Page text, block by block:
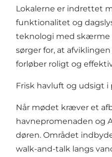
Lokalerne er indrettet
funktionalitet og
teknologi med skærme
sørger for, at
forløber roligt og
Frisk havluft og udsigt i
Når mødet kræver et
havnepromenaden og
døren. Området
walk-and-talk langs